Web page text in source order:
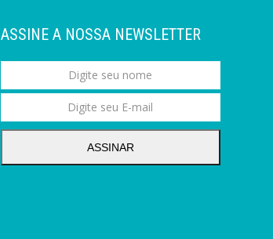
ASSINE A NOSSA NEWSLETTER
ASSINAR